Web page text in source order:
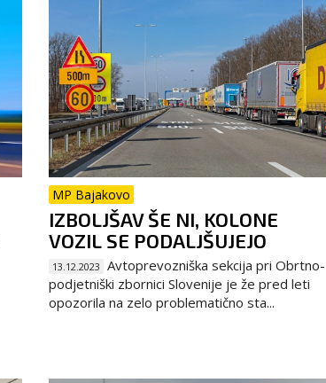
MP Bajakovo
IZBOLJŠAV ŠE NI, KOLONE
VOZIL SE PODALJŠUJEJO
13.12.2023 Avtoprevozniška sekcija pri Obrtno-
podjetniški zbornici Slovenije je že pred leti
opozorila na zelo problematično sta...